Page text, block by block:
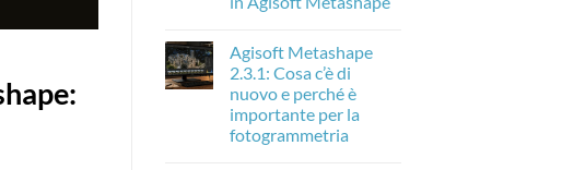
su
Come
l’AI
Upscaling
migliora
le
texture
Agisoft Metashape
2.3.1: Cosa c’è di
nuovo e perché è
importante per la
fotogrammetria